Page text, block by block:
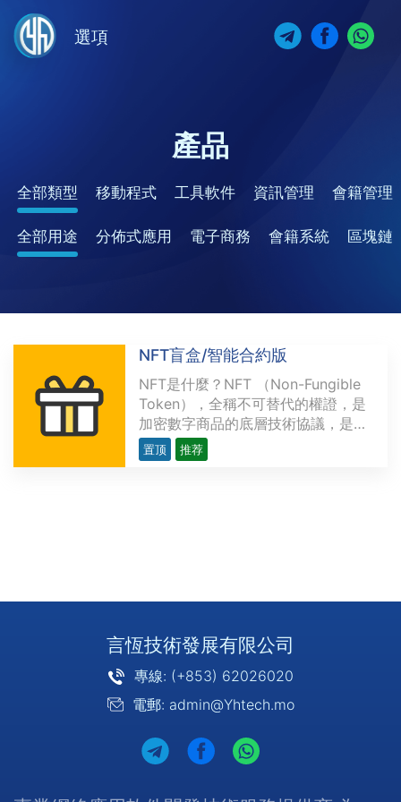
選項
產品
全部類型 移動程式 工具軟件 資訊管理 會籍管理
全部用途 分佈式應用 電子商務 會籍系統 區塊鏈
NFT盲盒/智能合約版
NFT是什麼？NFT （Non-Fungible
Token），全稱不可替代的權證，是
加密數字商品的底層技術協議，是以
區塊鏈技術為底層，用來表示數字作
品的唯一性，並可以永久存儲，具有
置顶 推荐
言恆技術發展有限公司
專線: (+853) 62026020
電郵: admin@Yhtech.mo